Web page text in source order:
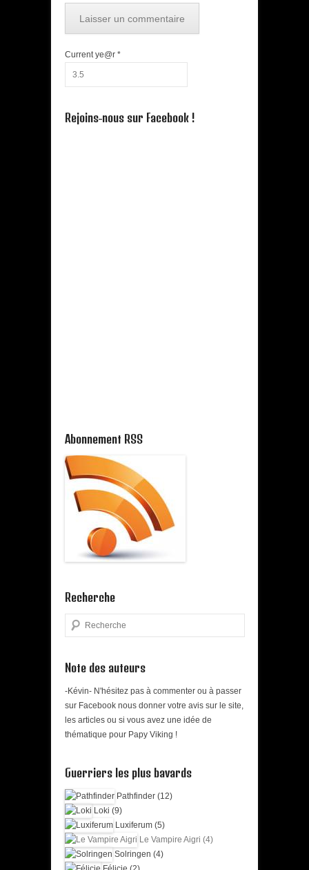
Current ye@r *
Rejoins-nous sur Facebook !
Abonnement RSS
Recherche
Search
Note des auteurs
-Kévin- N'hésitez pas à commenter ou à passer
sur Facebook nous donner votre avis sur le site,
les articles ou si vous avez une idée de
thématique pour Papy Viking !
Guerriers les plus bavards
Pathfinder (12)
Loki (9)
Luxiferum (5)
Le Vampire Aigri (4)
Solringen (4)